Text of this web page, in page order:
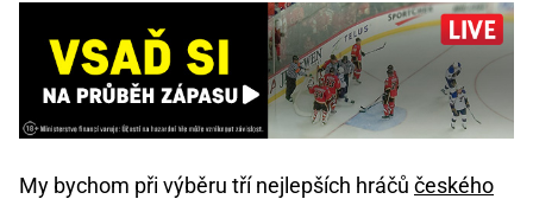
My bychom při výběru tří nejlepších hráčů českého